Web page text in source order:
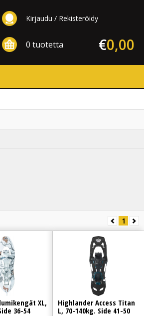
Kirjaudu Rekisteröidy
0 tuotetta 0,00
€
1
XL,
36-54
Highlander Access Titan
L, 70-140kg. Side 41-50